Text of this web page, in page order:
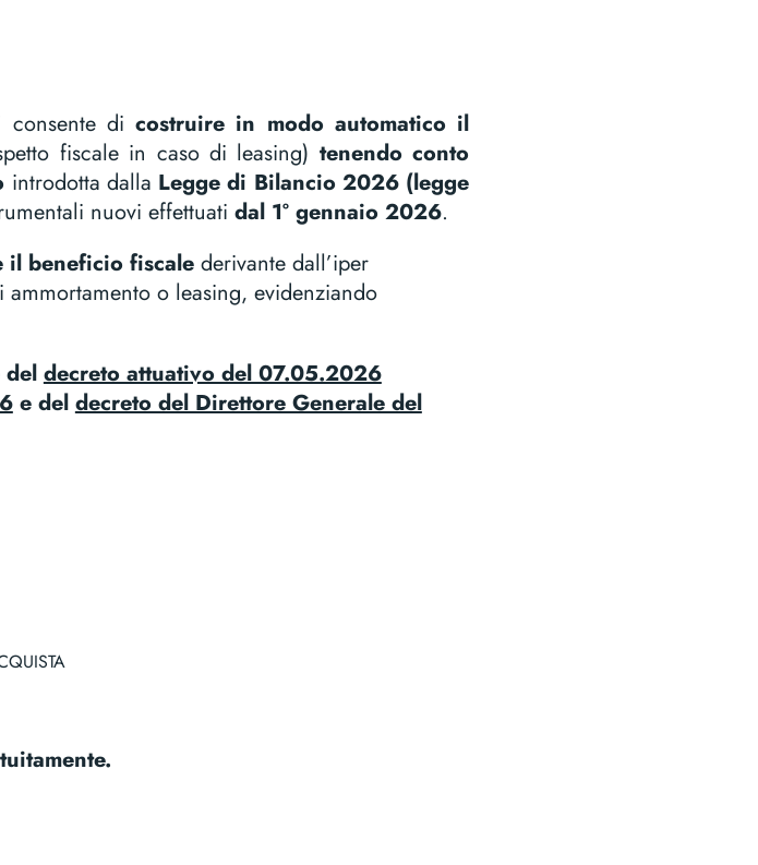
consente dicostruire in modo automatico il
fiscale in caso di leasing) tenendo conto
introdotta dalla Legge di Bilancio 2026 (legge
nuovi effettuati dal 1° gennaio 2026.
il beneficio fiscalederivante dall’iper
o leasing, evidenziando
deldecreto attuativo del 07.05.2026
e deldecreto del Direttore Generale del